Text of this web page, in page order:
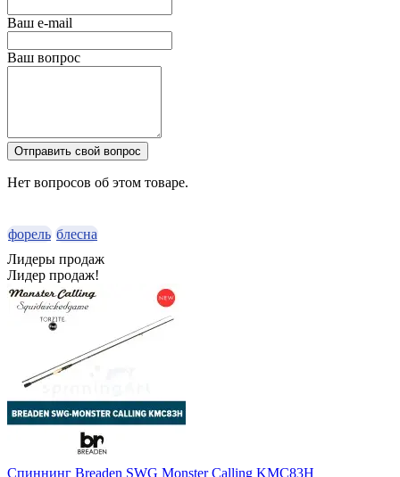
Ваш e-mail
Ваш вопрос
Отправить свой вопрос
Нет вопросов об этом товаре.
форель блесна
Лидеры продаж
Лидер продаж!
Спиннинг Breaden SWG Monster Calling KMC83H